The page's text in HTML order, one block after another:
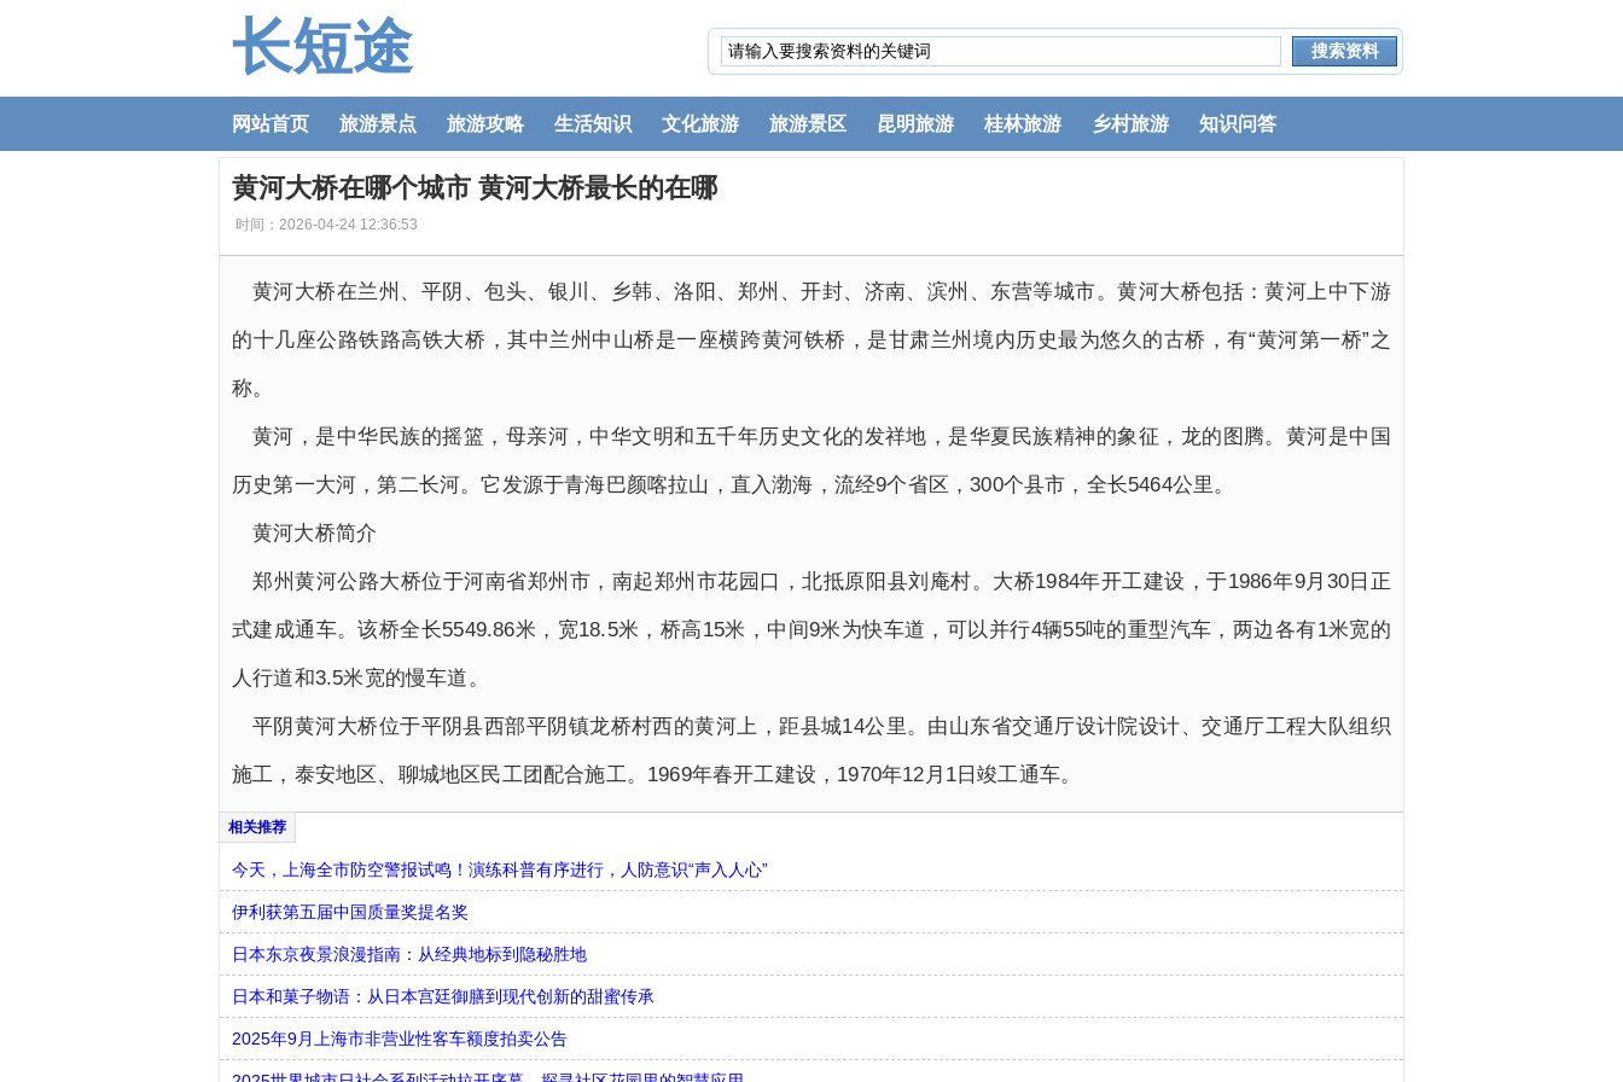
长短途
网站首页 旅游景点 旅游攻略 生活知识 文化旅游 旅游景区 昆明旅游 桂林旅游 乡村旅游 知识问答
黄河大桥在哪个城市 黄河大桥最长的在哪
时间：2026-04-24 12:36:53
黄河大桥在兰州、平阴、包头、银川、乡韩、洛阳、郑州、开封、济南、滨州、东营等城市。黄河大桥包括：黄河上中下游
的十几座公路铁路高铁大桥，其中兰州中山桥是一座横跨黄河铁桥，是甘肃兰州境内历史最为悠久的古桥，有“黄河第一桥”之
称。
黄河，是中华民族的摇篮，母亲河，中华文明和五千年历史文化的发祥地，是华夏民族精神的象征，龙的图腾。黄河是中国
历史第一大河，第二长河。它发源于青海巴颜喀拉山，直入渤海，流经9个省区，300个县市，全长5464公里。
黄河大桥简介
郑州黄河公路大桥位于河南省郑州市，南起郑州市花园口，北抵原阳县刘庵村。大桥1984年开工建设，于1986年9月30日正
式建成通车。该桥全长5549.86米，宽18.5米，桥高15米，中间9米为快车道，可以并行4辆55吨的重型汽车，两边各有1米宽的
人行道和3.5米宽的慢车道。
平阴黄河大桥位于平阴县西部平阴镇龙桥村西的黄河上，距县城14公里。由山东省交通厅设计院设计、交通厅工程大队组织
施工，泰安地区、聊城地区民工团配合施工。1969年春开工建设，1970年12月1日竣工通车。
今天，上海全市防空警报试鸣！演练科普有序进行，人防意识“声入人心”
伊利获第五届中国质量奖提名奖
日本东京夜景浪漫指南：从经典地标到隐秘胜地
日本和菓子物语：从日本宫廷御膳到现代创新的甜蜜传承
2025年9月上海市非营业性客车额度拍卖公告